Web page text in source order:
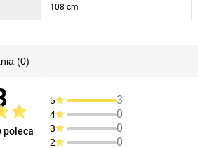
108 cm
(0)
poleca
5 3
4 0
3 0
2 0